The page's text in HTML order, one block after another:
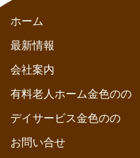
ホーム
最新情報
会社案内
有料老人ホーム金色のの
デイサービス金色のの
お問い合せ